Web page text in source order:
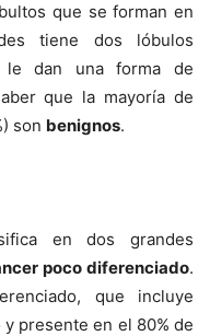
que se forman en
tiene dos lóbulos
le dan una forma de
que la mayoría de
son benignos.
en dos grandes
poco diferenciado.
que incluye
presente en el 80% de